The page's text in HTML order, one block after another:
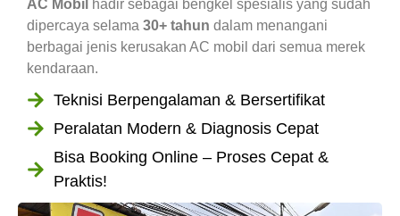
AC Mobil hadir sebagai bengkel spesialis yang sudah
dipercaya selama 30+ tahun dalam menangani
berbagai jenis kerusakan AC mobil dari semua merek
kendaraan.
Teknisi Berpengalaman & Bersertifikat
Peralatan Modern & Diagnosis Cepat
Bisa Booking Online – Proses Cepat &
Praktis!